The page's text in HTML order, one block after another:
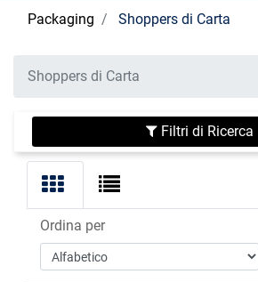
Packaging Shoppers di Carta
Shoppers di Carta
Filtri di Ricerca
Ordina per